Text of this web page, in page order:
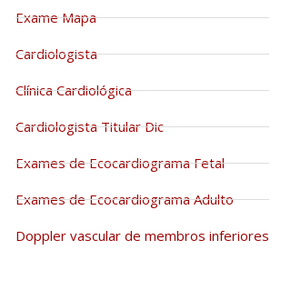
Exame Mapa
Cardiologista
Clínica Cardiológica
Cardiologista Titular Dic
Exames de Ecocardiograma Fetal
Exames de Ecocardiograma Adulto
Doppler vascular de membros inferiores